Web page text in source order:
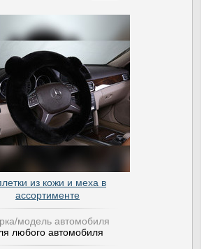
из кожи и меха в
ассортименте
модель автомобиля
любого автомобиля